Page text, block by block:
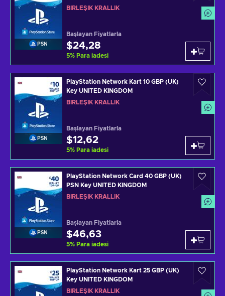
PSN
BIRLEŞIK KRALLIK
Başlayan Fiyatlarla
$24,28
5% Para iadesi
PSN
PlayStation Network Kart 10 GBP (UK)
Key UNITED KINGDOM
BIRLEŞIK KRALLIK
Başlayan Fiyatlarla
$12,62
5% Para iadesi
PSN
PlayStation Network Card 40 GBP (UK)
PSN Key UNITED KINGDOM
BIRLEŞIK KRALLIK
Başlayan Fiyatlarla
$46,63
5% Para iadesi
PlayStation Network Kart 25 GBP (UK)
Key UNITED KINGDOM
BIRLEŞIK KRALLIK